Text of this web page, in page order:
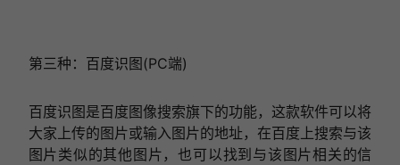
第三种：百度识图(PC端)
百度识图是百度图像搜索旗下的功能，这款软件可以将
大家上传的图片或输入图片的地址，在百度上搜索与该
图片类似的其他图片，也可以找到与该图片相关的信